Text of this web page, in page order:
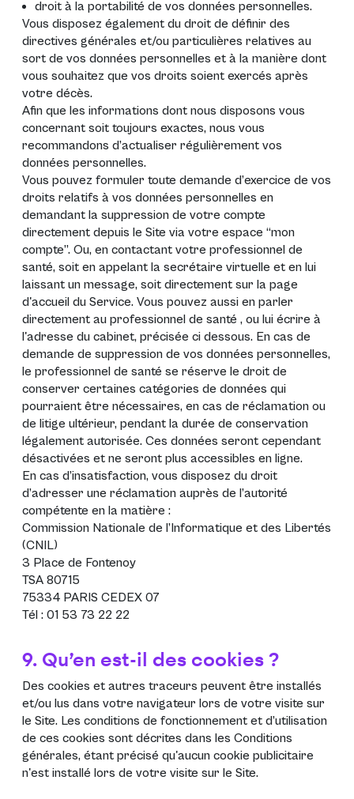
droit à la portabilité de vos données personnelles.
Vous disposez également du droit de définir des
directives générales et/ou particulières relatives au
sort de vos données personnelles et à la manière dont
vous souhaitez que vos droits soient exercés après
votre décès.
Afin que les informations dont nous disposons vous
concernant soit toujours exactes, nous vous
recommandons d’actualiser régulièrement vos
données personnelles.
Vous pouvez formuler toute demande d’exercice de vos
droits relatifs à vos données personnelles en
demandant la suppression de votre compte
directement depuis le Site via votre espace “mon
compte”. Ou, en contactant votre professionnel de
santé, soit en appelant la secrétaire virtuelle et en lui
laissant un message, soit directement sur la page
d'accueil du Service. Vous pouvez aussi en parler
directement au professionnel de santé , ou lui écrire à
l'adresse du cabinet, précisée ci dessous. En cas de
demande de suppression de vos données personnelles,
le professionnel de santé se réserve le droit de
conserver certaines catégories de données qui
pourraient être nécessaires, en cas de réclamation ou
de litige ultérieur, pendant la durée de conservation
légalement autorisée. Ces données seront cependant
désactivées et ne seront plus accessibles en ligne.
En cas d’insatisfaction, vous disposez du droit
d’adresser une réclamation auprès de l’autorité
compétente en la matière :
Commission Nationale de l’Informatique et des Libertés
(CNIL)
3 Place de Fontenoy
TSA 80715
75334 PARIS CEDEX 07
Tél : 01 53 73 22 22
9. Qu’en est-il des cookies ?
Des cookies et autres traceurs peuvent être installés
et/ou lus dans votre navigateur lors de votre visite sur
le Site. Les conditions de fonctionnement et d’utilisation
de ces cookies sont décrites dans les Conditions
générales, étant précisé qu'aucun cookie publicitaire
n'est installé lors de votre visite sur le Site.